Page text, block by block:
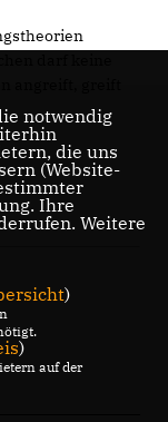
angreift, greift
notwendig
die uns
(Website-
Ihre
Weitere
)
)
auf der